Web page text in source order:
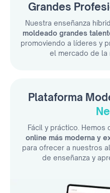
Grandes
Nuestra enseñanza
moldeado grandes
promoviendo a líderes y
el mercado de la
Plataforma
Fácil y práctico. Hemos
online más moderna y
para ofrecer a nuestros
de enseñanza y